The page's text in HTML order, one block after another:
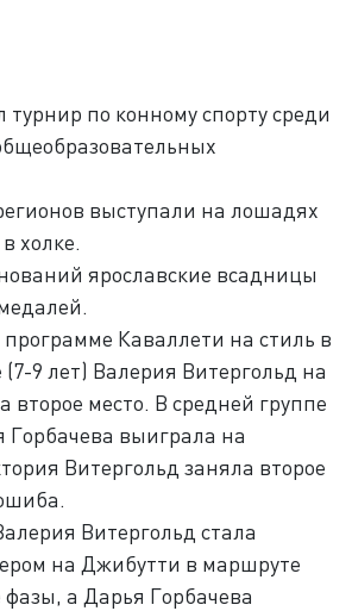
по конному спорту среди
выступали на лошадях
холке.
ярославские всадницы
Каваллети на стиль в
9 лет) Валерия Витергольд на
второе место. В средней группе
Горбачева выиграла на
Витергольд заняла второе
Витергольд стала
на Джибутти в маршруте
а Дарья Горбачева